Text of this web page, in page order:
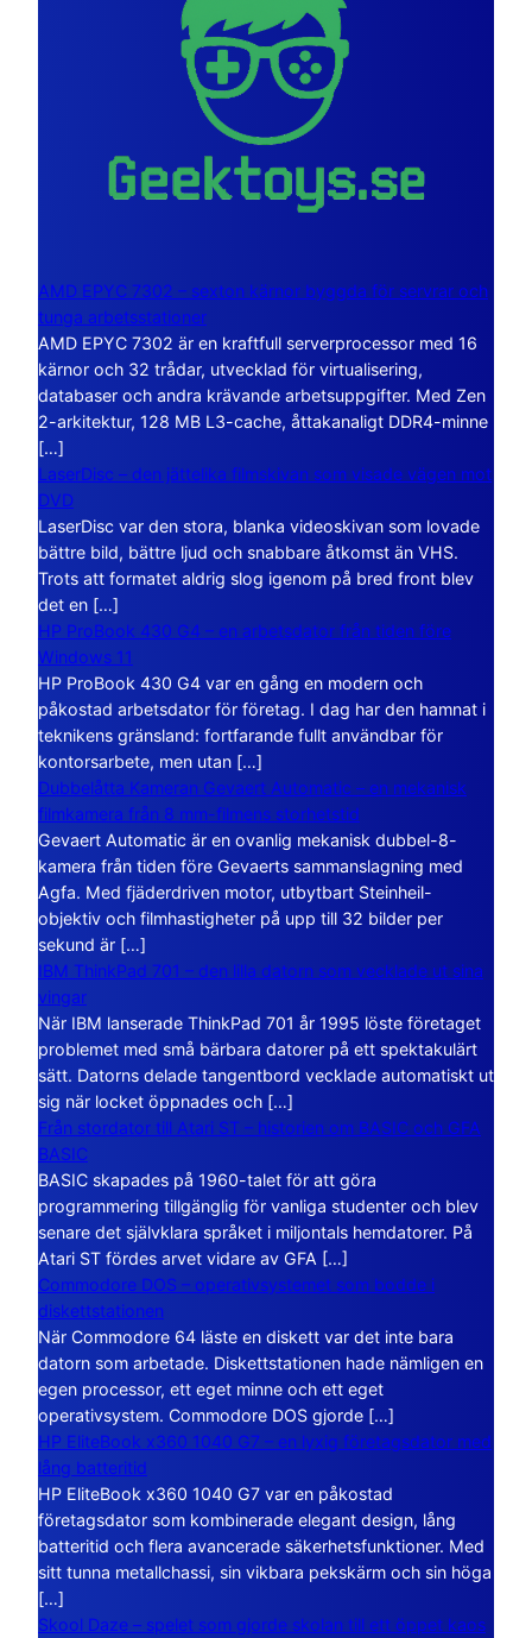
AMD EPYC 7302 – sexton kärnor byggda för servrar och
tunga arbetsstationer
AMD EPYC 7302 är en kraftfull serverprocessor med 16
kärnor och 32 trådar, utvecklad för virtualisering,
databaser och andra krävande arbetsuppgifter. Med Zen
2-arkitektur, 128 MB L3-cache, åttakanaligt DDR4-minne
[…]
LaserDisc – den jättelika filmskivan som visade vägen mot
DVD
LaserDisc var den stora, blanka videoskivan som lovade
bättre bild, bättre ljud och snabbare åtkomst än VHS.
Trots att formatet aldrig slog igenom på bred front blev
det en […]
HP ProBook 430 G4 – en arbetsdator från tiden före
Windows 11
HP ProBook 430 G4 var en gång en modern och
påkostad arbetsdator för företag. I dag har den hamnat i
teknikens gränsland: fortfarande fullt användbar för
kontorsarbete, men utan […]
Dubbelåtta Kameran Gevaert Automatic – en mekanisk
filmkamera från 8 mm-filmens storhetstid
Gevaert Automatic är en ovanlig mekanisk dubbel-8-
kamera från tiden före Gevaerts sammanslagning med
Agfa. Med fjäderdriven motor, utbytbart Steinheil-
objektiv och filmhastigheter på upp till 32 bilder per
sekund är […]
IBM ThinkPad 701 – den lilla datorn som vecklade ut sina
vingar
När IBM lanserade ThinkPad 701 år 1995 löste företaget
problemet med små bärbara datorer på ett spektakulärt
sätt. Datorns delade tangentbord vecklade automatiskt ut
sig när locket öppnades och […]
Från stordator till Atari ST – historien om BASIC och GFA
BASIC
BASIC skapades på 1960-talet för att göra
programmering tillgänglig för vanliga studenter och blev
senare det självklara språket i miljontals hemdatorer. På
Atari ST fördes arvet vidare av GFA […]
Commodore DOS – operativsystemet som bodde i
diskettstationen
När Commodore 64 läste en diskett var det inte bara
datorn som arbetade. Diskettstationen hade nämligen en
egen processor, ett eget minne och ett eget
operativsystem. Commodore DOS gjorde […]
HP EliteBook x360 1040 G7 – en lyxig företagsdator med
lång batteritid
HP EliteBook x360 1040 G7 var en påkostad
företagsdator som kombinerade elegant design, lång
batteritid och flera avancerade säkerhetsfunktioner. Med
sitt tunna metallchassi, sin vikbara pekskärm och sin höga
[…]
Skool Daze – spelet som gjorde skolan till ett öppet kaos